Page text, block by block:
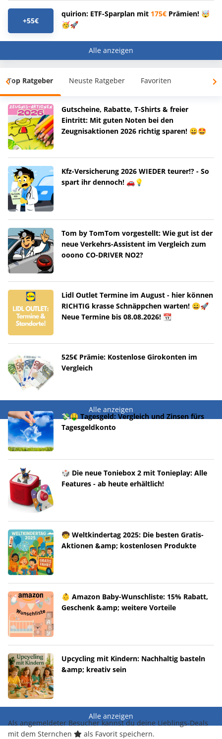
+55€
quirion: ETF-Sparplan mit 175€ Prämien! 🤯
🥳🚀
Alle anzeigen
Top Ratgeber Neuste Ratgeber Favoriten
Gutscheine, Rabatte, T-Shirts & freier
Eintritt: Mit guten Noten bei den
Zeugnisaktionen 2026 richtig sparen! 😀🤩
Kfz-Versicherung 2026 WIEDER teurer!? - So
spart ihr dennoch! 🚗💡
Tom by TomTom vorgestellt: Wie gut ist der
neue Verkehrs-Assistent im Vergleich zum
ooono CO-DRIVER NO2?
Lidl Outlet Termine im August - hier können
RICHTIG krasse Schnäppchen warten! 😀🚀
Neue Termine bis 08.08.2026! 📆
525€ Prämie: Kostenlose Girokonten im
Vergleich
Alle anzeigen
💸🤑 Tagesgeld: Vergleich und Zinsen fürs
Tagesgeldkonto
🎲 Die neue Toniebox 2 mit Tonieplay: Alle
Features - ab heute erhältlich!
🧒 Weltkindertag 2025: Die besten Gratis-
Aktionen &amp; kostenlosen Produkte
👶 Amazon Baby-Wunschliste: 15% Rabatt,
Geschenk &amp; weitere Vorteile
Upcycling mit Kindern: Nachhaltig basteln
&amp; kreativ sein
Alle anzeigen
Als angemeldeter Besucher kannst du deine Lieblings-Deals
mit dem Sternchen
als Favorit speichern.